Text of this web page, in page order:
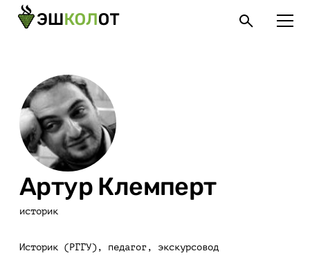
Артур Клемперт
историк
Историк (РГГУ), педагог, экскурсовод